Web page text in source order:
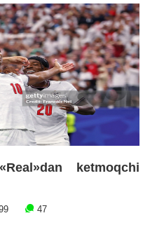
ketmoqchi
47